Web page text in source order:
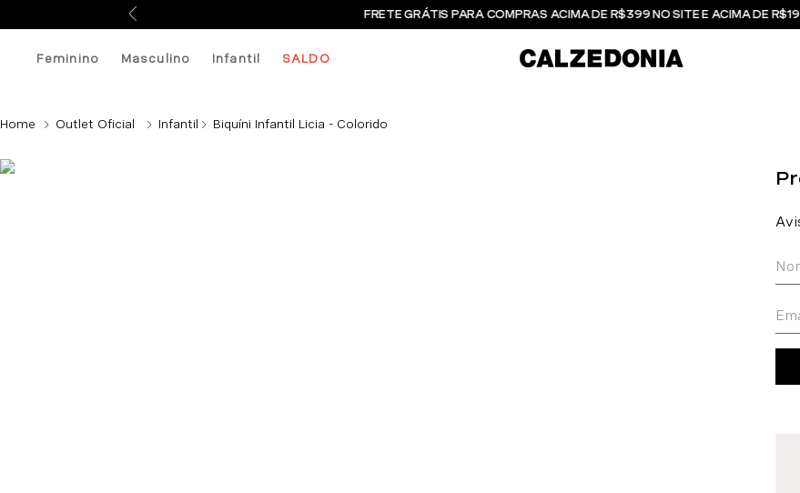
FRETE GRÁTIS PARA COMPRAS ACIMA DE R$399 NO SITE E ACIMA DE
Feminino Masculino Infantil SALDO
Outlet Oficial Infantil Biquíni Infantil Licia - Colorido